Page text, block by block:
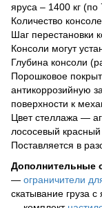
яруса – 1400 кг (по
Количество
Шаг перестановки
Консоли могут
Глубина консоли
Порошковое
антикоррозийную
поверхности к
Цвет стеллажа —
лососевый красный
Поставляется в
Дополнительные
— ограничители
скатывание груза с